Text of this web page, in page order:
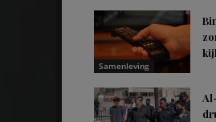
Samenleving